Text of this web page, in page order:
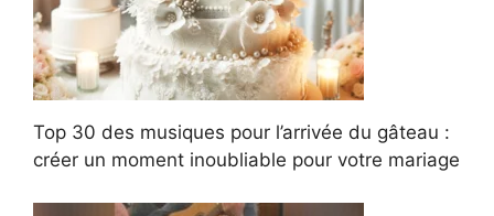
Top 30 des musiques pour l’arrivée du gâteau :
créer un moment inoubliable pour votre mariage